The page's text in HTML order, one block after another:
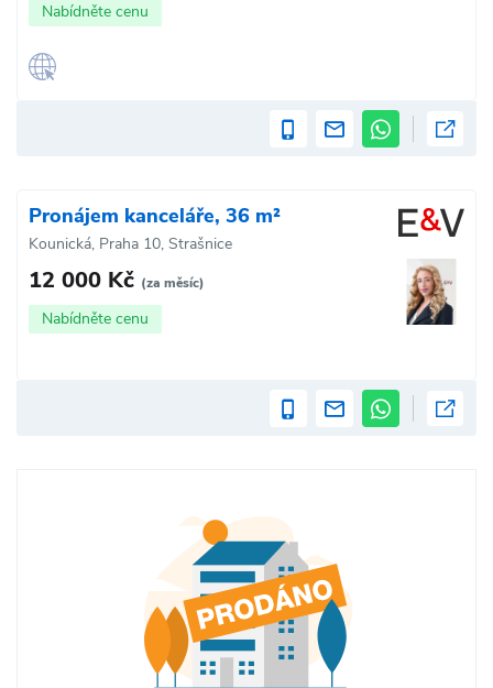
Nabídněte cenu
Pronájem kanceláře, 36 m²
Kounická, Praha 10, Strašnice
12 000 Kč (za měsíc)
Nabídněte cenu